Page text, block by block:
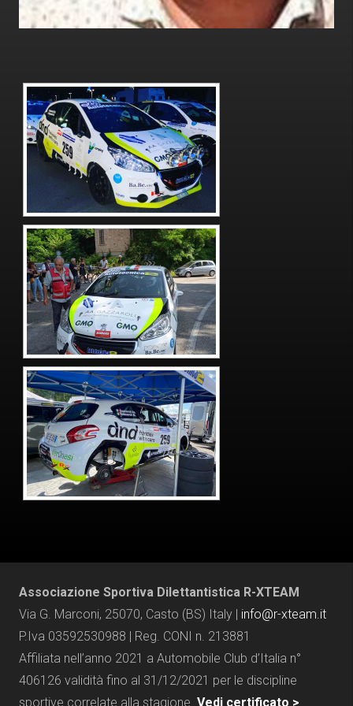
Associazione Sportiva Dilettantistica R-XTEAM
Via G. Marconi, 25070, Casto (BS) Italy | info@r-xteam.it
P.Iva 03592530988 | Reg. CONI n. 213881
Affiliata nell’anno 2021 a Automobile Club d’Italia n°
406126 validità fino al 31/12/2021 per le discipline
sportive correlate alla stagione. Vedi certificato >